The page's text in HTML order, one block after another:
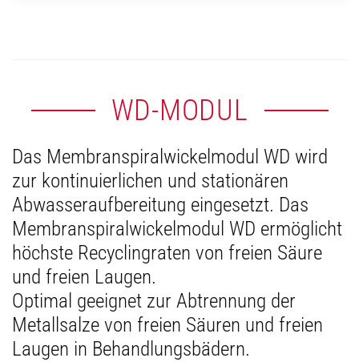
WD-MODUL
Das Membranspiralwickelmodul WD wird
zur kontinuierlichen und stationären
Abwasseraufbereitung eingesetzt. Das
Membranspiralwickelmodul WD ermöglicht
höchste Recyclingraten von freien Säure
und freien Laugen.
Optimal geeignet zur Abtrennung der
Metallsalze von freien Säuren und freien
Laugen in Behandlungsbädern.